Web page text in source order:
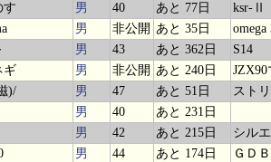
す 男 40 あと 77日
ksr-Ⅱ
男 非公開 あと 35日
omega
男 43 あと 362日
S14
ギ 男 非公開 あと 240日
)/ 男 47 あと 51日
スト
男 40
あと 231日
男 42 あと 215日
シル
男 44 あと 174日
ＧＤ